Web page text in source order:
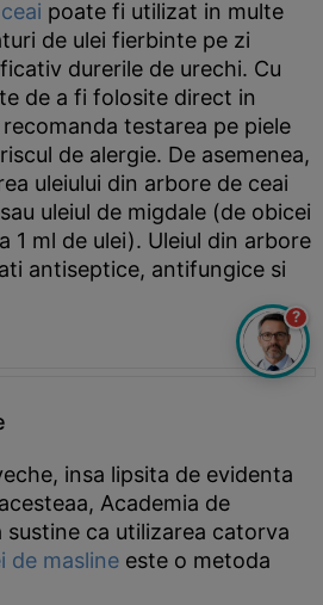
poate fi utilizat in multe
de ulei fierbinte pe zi
durerile de urechi. Cu
de a fi folosite direct in
testarea pe piele
de alergie. De asemenea,
uleiului din arbore de ceai
uleiul de migdale (de obicei
1 ml de ulei). Uleiul din arbore
antiseptice, antifungice si
insa lipsita de evidenta
Academia de
sustine ca utilizarea catorva
de masline este o metoda
?